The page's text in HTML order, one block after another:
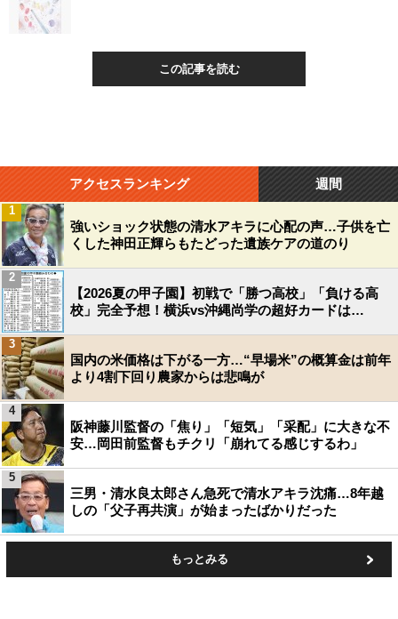
この記事を読む
アクセスランキング 週間
強いショック状態の清水アキラに心配の声…子供を亡
くした神田正輝らもたどった遺族ケアの道のり
1
【2026夏の甲子園】初戦で「勝つ高校」「負ける高
校」完全予想！横浜vs沖縄尚学の超好カードは…
2
国内の米価格は下がる一方…“早場米”の概算金は前年
より4割下回り農家からは悲鳴が
3
阪神藤川監督の「焦り」「短気」「采配」に大きな不
安…岡田前監督もチクリ「崩れてる感じするわ」
4
三男・清水良太郎さん急死で清水アキラ沈痛…8年越
しの「父子再共演」が始まったばかりだった
5
もっとみる